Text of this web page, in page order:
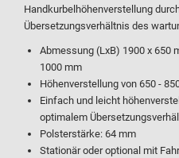
Handkurbelhöhenverstellung
Übersetzungsverhältnis des
Abmessung (LxB) 1900 x 650
1000 mm
Höhenverstellung von 650 -
Einfach und leicht
optimalem
Polsterstärke: 64 mm
Stationär oder optional mit